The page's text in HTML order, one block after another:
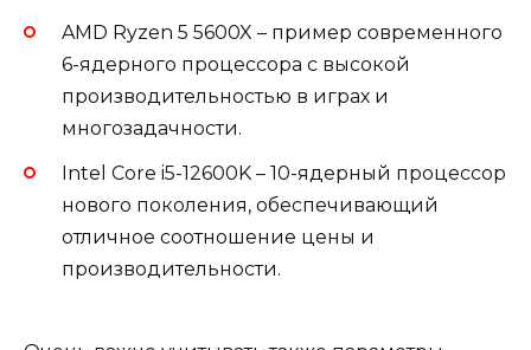
AMD Ryzen 5 5600X – пример современного
6-ядерного процессора с высокой
производительностью в играх и
многозадачности.
Intel Core i5-12600K – 10-ядерный процессор
нового поколения, обеспечивающий
отличное соотношение цены и
производительности.